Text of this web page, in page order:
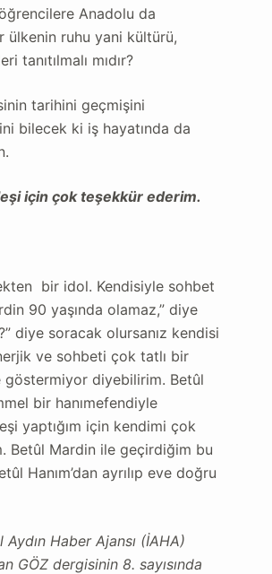
Anadolu da
ülkenin ruhu yani kültürü,
tanıtılmalı mıdır?
tarihini geçmişini
bilecek ki iş hayatında da
için çok teşekkür ederim.
bir idol. Kendisiyle sohbet
90 yaşında olamaz,” diye
diye soracak olursanız kendisi
ve sohbeti çok tatlı bir
göstermiyor diyebilirim. Betûl
bir hanımefendiyle
yaptığım için kendimi çok
Betûl Mardin ile geçirdiğim bu
Hanım’dan ayrılıp eve doğru
Haber Ajansı (İAHA)
GÖZ dergisinin 8. sayısında